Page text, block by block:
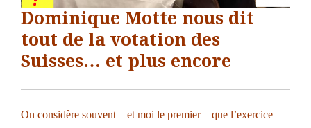
Dominique Motte nous dit
tout de la votation des
Suisses… et plus encore
On considère souvent – et moi le premier – que l’exercice